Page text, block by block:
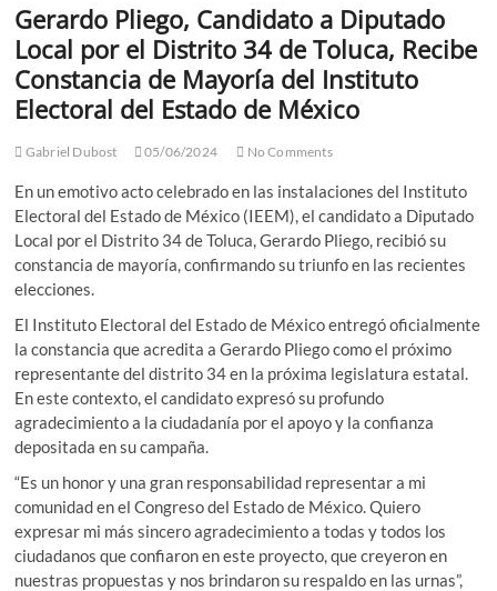
Gerardo Pliego, Candidato a Diputado
Local por el Distrito 34 de Toluca, Recibe
Constancia de Mayoría del Instituto
Electoral del Estado de México
Gabriel Dubost 05/06/2024 No Comments
En un emotivo acto celebrado en las instalaciones del Instituto
Electoral del Estado de México (IEEM), el candidato a Diputado
Local por el Distrito 34 de Toluca, Gerardo Pliego, recibió su
constancia de mayoría, confirmando su triunfo en las recientes
elecciones.
El Instituto Electoral del Estado de México entregó oficialmente
la constancia que acredita a Gerardo Pliego como el próximo
representante del distrito 34 en la próxima legislatura estatal.
En este contexto, el candidato expresó su profundo
agradecimiento a la ciudadanía por el apoyo y la confianza
depositada en su campaña.
“Es un honor y una gran responsabilidad representar a mi
comunidad en el Congreso del Estado de México. Quiero
expresar mi más sincero agradecimiento a todas y todos los
ciudadanos que confiaron en este proyecto, que creyeron en
nuestras propuestas y nos brindaron su respaldo en las urnas”,